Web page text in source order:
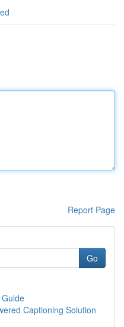
Report Page
Go
Captioning Solution